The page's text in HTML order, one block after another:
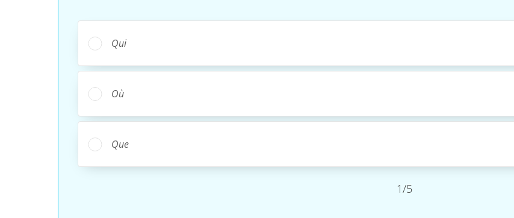
Qui
Où
Que
1/5